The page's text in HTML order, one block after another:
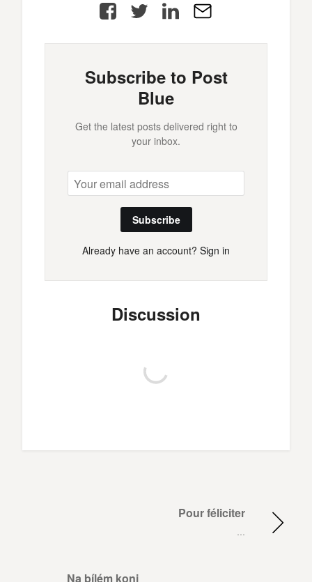
FacebookTwitter LinkedIn
Subscribe to Post
Blue
Get the latest posts delivered right to
your inbox.
Subscribe
Already have an account? Sign in
Discussion
Pour féliciter
Na bílém koni